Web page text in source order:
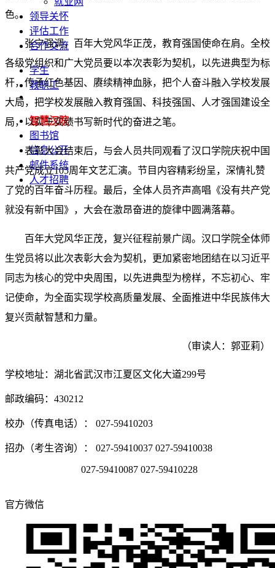
领导关怀
评估工作
合作交流
学生
教职工
智慧汉院
图书馆
信息公开
邮件系统
人才招聘
色。
张宁强调，百年大党风华正茂，教育强国使命在肩。全校
各级党组织和广大党员要以本次表彰为契机，以先进典型为标
杆，传承红色基因、赓续精神血脉，把个人奋斗融入学校发展
大局，把学校发展融入教育强国、科技强国、人才强国建设全
局，以实干实绩书写新时代的奋进之笔。
表彰大会结束后，与会人员共同观看了汉口学院庆祝中国
共产党成立105周年文艺汇演。节目内容精彩纷呈，深情礼赞
了党的百年奋斗历程。最后，全体人员齐声高唱《没有共产党
就没有新中国》，大会在激昂奋进的旋律中圆满落幕。
百年大党风华正茂，复兴征程前景广阔。汉口学院全体师
生党员将以此次表彰大会为契机，更加紧密地团结在以习近平
同志为核心的党中央周围，以先进典型为榜样，不忘初心、牢
记使命，为全面实现学校高质量发展、全面推进中华民族伟大
复兴贡献智慧和力量。
（审读人：郭亚莉）
学校地址：湖北省武汉市江夏区文化大道299号
邮政编码：430212
校办（传真电话）： 027-59410203
招办（考生咨询）： 027-59410037 027-59410038
027-59410087 027-59410228
官方微信